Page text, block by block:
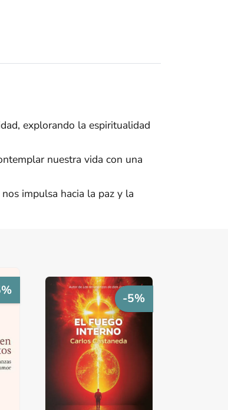
explorando la espiritualidad
nuestra vida con una
impulsa hacia la paz y la
-5%